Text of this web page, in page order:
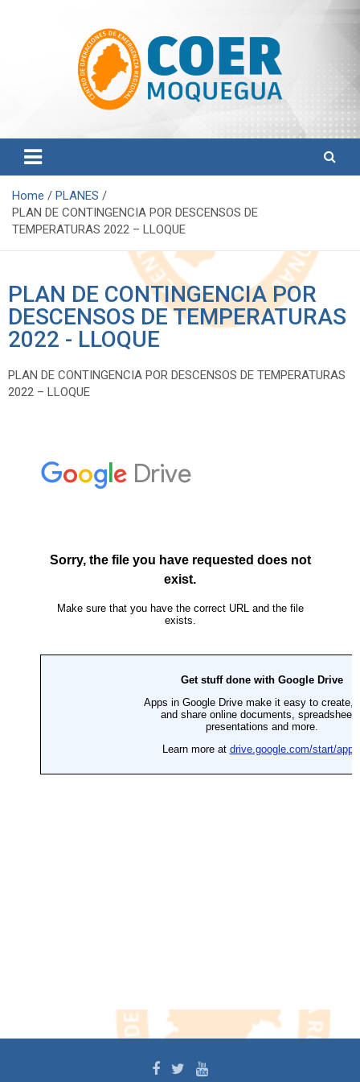
COER Moquegua
Home
PLANES
PLAN DE CONTINGENCIA POR DESCENSOS DE
TEMPERATURAS 2022 – LLOQUE
PLAN DE CONTINGENCIA POR
DESCENSOS DE TEMPERATURAS
2022 - LLOQUE
PLAN DE CONTINGENCIA POR DESCENSOS DE TEMPERATURAS
2022 – LLOQUE